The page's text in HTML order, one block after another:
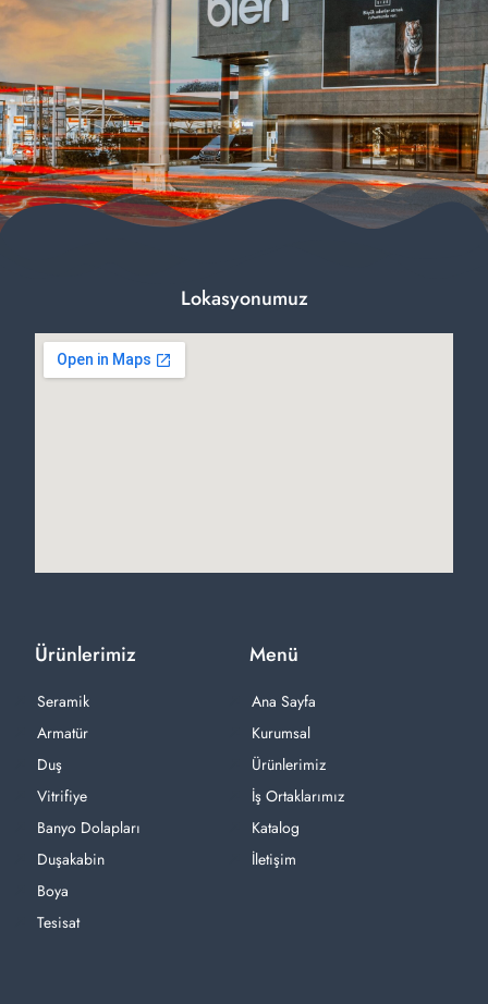
Menü
Ana Sayfa
Kurumsal
Ürünlerimiz
İş Ortaklarımız
Katalog
İletişim
Ürünlerimiz
Seramik
Armatür
Duş
Vitrifiye
Banyo Dolapları
Duşakabin
Boya
Tesisat
Lokasyonumuz